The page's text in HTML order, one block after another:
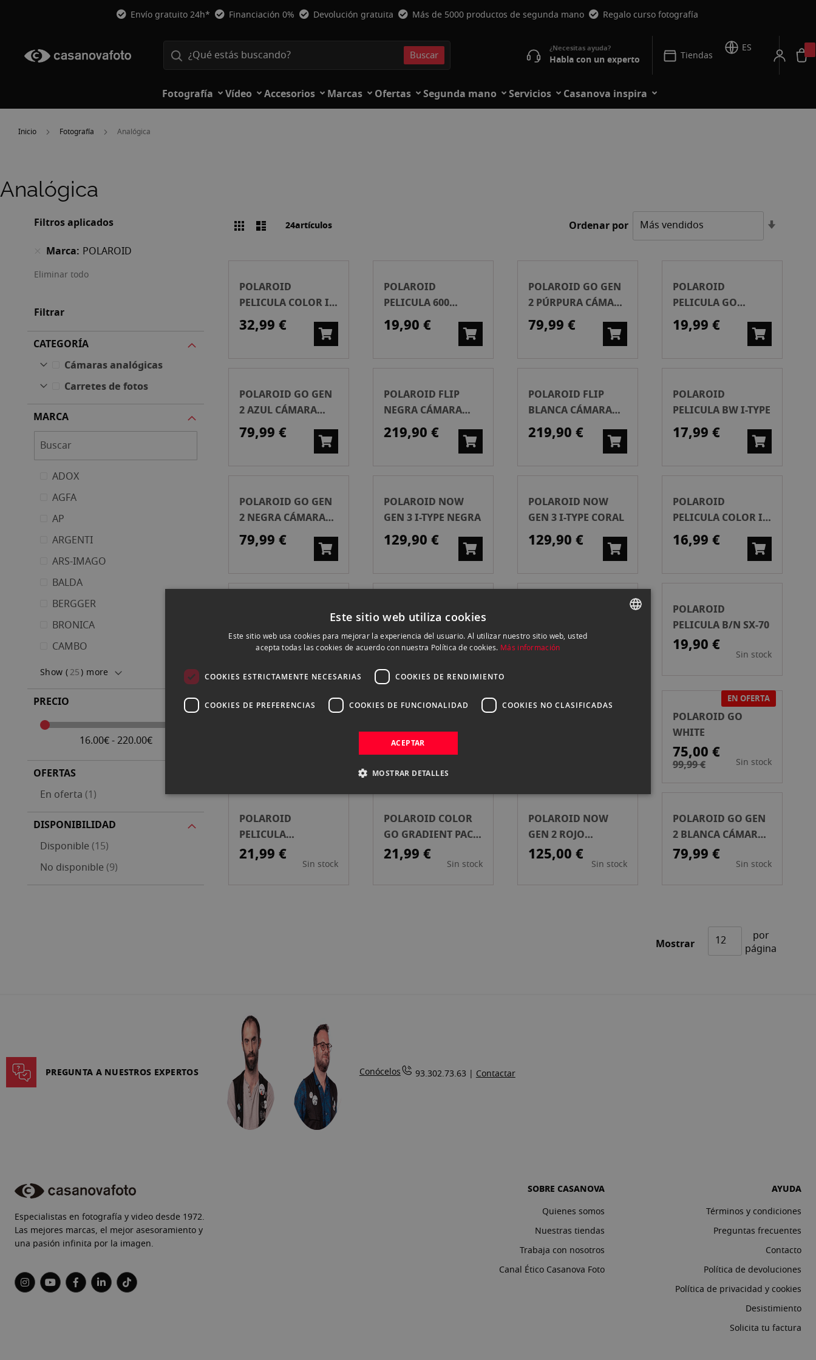
Envío gratuito 24h* Financiación 0% Devolución gratuita Más de 5000 productos de segunda mano Regalo curso fotografía
Buscar Habla con un experto Tiendas
ES
Fotografía Vídeo Accesorios Marcas Ofertas Segunda mano Servicios Casanova inspira
Inicio Fotografía Analógica
Analógica
Filtros aplicados
Marca POLAROID
Eliminar todo
Filtrar
CATEGORÍA
Cámaras analógicas
Carretes de fotos
MARCA
ADOX
AGFA
AP
ARGENTI
ARS-IMAGO
BALDA
BERGGER
BRONICA
CAMBO
Show (25) more
PRECIO
16.00€ - 220.00€
OFERTAS
En oferta 1
artículo
DISPONIBILIDAD
Disponible 15
artículos
No disponible 9
artículos
VerParrillaLista24artículos Ordenar por
POLAROID
PELICULA COLOR I-
TYPE DOUBLE PACK
32,99 €
POLAROID
PELICULA 600
COLOR
19,90 €
POLAROID GO GEN
2 PÚRPURA CÁMARA
INSTANTÁNEA
79,99 €
POLAROID
PELICULA GO
DOBLE PACK
19,99 €
POLAROID GO GEN
2 AZUL CÁMARA
INSTANTÁNEA
79,99 €
POLAROID FLIP
NEGRA CÁMARA
INSTANTÁNEA
219,90 €
POLAROID FLIP
BLANCA CÁMARA
INSTANTÁNEA
219,90 €
POLAROID
PELICULA BW I-TYPE
17,99 €
POLAROID GO GEN
2 NEGRA CÁMARA
INSTANTÁNEA
79,99 €
POLAROID NOW
GEN 3 I-TYPE NEGRA
129,90 €
POLAROID NOW
GEN 3 I-TYPE CORAL
129,90 €
POLAROID
PELICULA COLOR I-
TYPE
16,99 €
16,99 €
POLAROID NOW
GEN 3 I-TYPE
BLANCA
129,90 € 129,90 €
POLAROID
PELICULA B/N SX-70
19,90 €
Sin stock
PELICULA 600
COLOR DOUBLE
38,99 €
EN OFERTA
POLAROID GO
WHITE
75,00 €
99,99 € Sin stock
POLAROID
PELICULA
DUOCHROME
21,99 €
Sin stock
POLAROID COLOR
GO GRADIENT PACK
DOBLE PELÍCULA
21,99 €
Sin stock
POLAROID NOW
GEN 2 ROJO
CÁMARA
INSTANTÁNEA
125,00 €
Sin stock
POLAROID GO GEN
2 BLANCA CÁMARA
INSTANTÁNEA
79,99 €
Sin stock
Mostrar
por
página
PREGUNTA A NUESTROS EXPERTOS Conócelos 93.302.73.63 | Contactar
Especialistas en fotografía y video desde 1972.
Las mejores marcas, el mejor asesoramiento y
una pasión infinita por la imagen.
SOBRE CASANOVA
Quienes somos
Nuestras tiendas
Trabaja con nosotros
Canal Ético Casanova Foto
AYUDA
Términos y condiciones
Preguntas frecuentes
Contacto
Política de devoluciones
Política de privacidad y cookies
Desistimiento
Solicita tu factura
Este sitio web utiliza cookies
Este sitio web usa cookies para mejorar la experiencia del usuario. Al utilizar nuestro sitio web, usted
acepta todas las cookies de acuerdo con nuestra Política de cookies. Más información
COOKIES ESTRICTAMENTE NECESARIAS COOKIES DE RENDIMIENTO
COOKIES DE PREFERENCIAS COOKIES DE FUNCIONALIDAD COOKIES NO CLASIFICADAS
ACEPTAR
MOSTRAR DETALLES